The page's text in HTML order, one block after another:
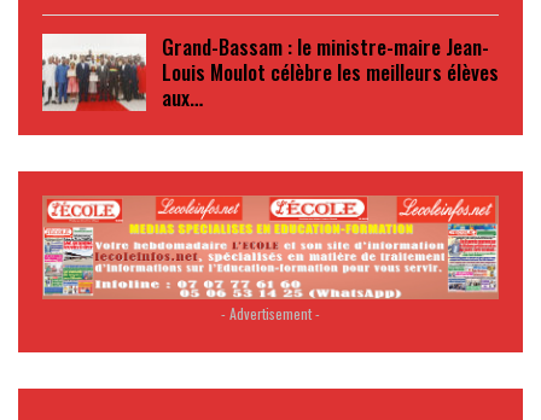
Grand-Bassam : le ministre-maire Jean-
Louis Moulot célèbre les meilleurs élèves
aux…
- Advertisement -